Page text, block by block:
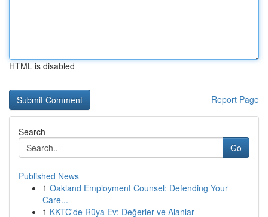
HTML is disabled
Report Page
Search
Go
Published News
1 Oakland Employment Counsel: Defending Your
Care...
1 KKTC'de Rüya Ev: Değerler ve Alanlar